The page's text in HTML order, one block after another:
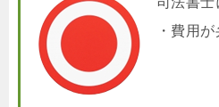
・費用